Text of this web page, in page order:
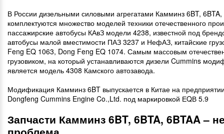
В России дизельными силовыми агрегатами Камминз 6BT, 6BTA,
комплектуются множество моделей техники отечественного
пассажирские автобусы КАвЗ модели 4238, известной под
автобусы малой вместимости ПАЗ 3237 и НефАЗ, китайские
Feng EQ 1063, Dong Feng EQ 1074. Самым массовым
грузовиком, на который устанавливаются дизели Cummins
является модель 4308 Камского автозавода.
Модификация Камминз 6BT выпускается в Китае на
Dongfeng Cummins Engine Co.,Ltd. под маркировкой ЕQВ 5.9
Запчасти Камминз 6BT, 6BTA, 6BTAA –